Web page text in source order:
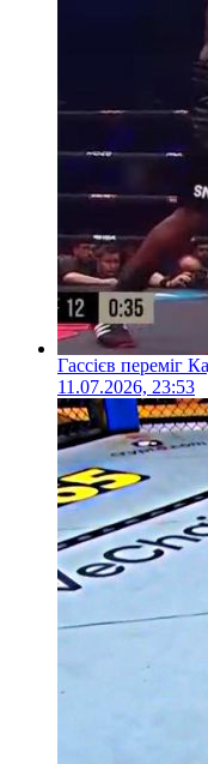
Гассієв переміг
11.07.2026, 23:53